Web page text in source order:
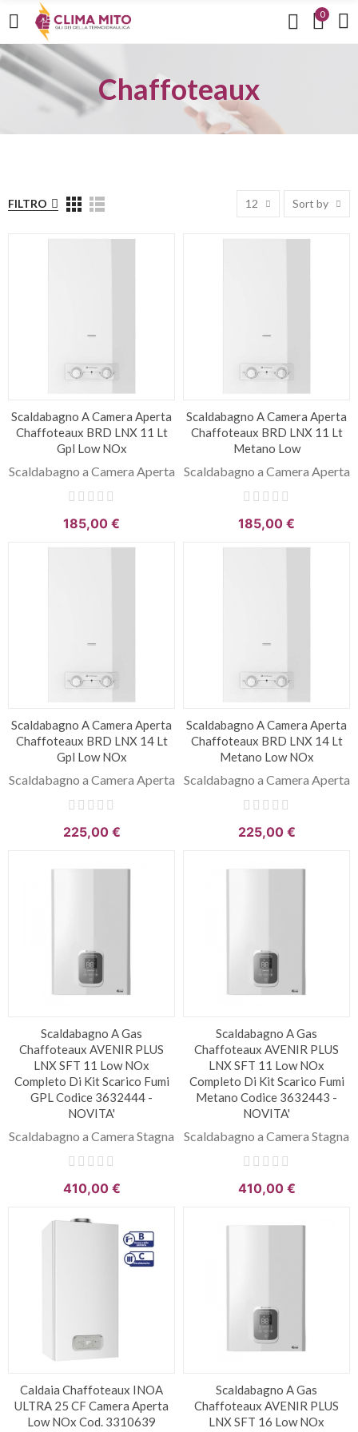
0
Chaffoteaux
FILTRO 12 Sort by
Scaldabagno A Camera Aperta
Chaffoteaux BRD LNX 11 Lt
Gpl Low NOx
Scaldabagno a Camera Aperta
185,00 €
Scaldabagno A Camera Aperta
Chaffoteaux BRD LNX 11 Lt
Metano Low
Scaldabagno a Camera Aperta
185,00 €
Scaldabagno A Camera Aperta
Chaffoteaux BRD LNX 14 Lt
Gpl Low NOx
Scaldabagno a Camera Aperta
225,00 €
Scaldabagno A Camera Aperta
Chaffoteaux BRD LNX 14 Lt
Metano Low NOx
Scaldabagno a Camera Aperta
225,00 €
Scaldabagno A Gas
Chaffoteaux AVENIR PLUS
LNX SFT 11 Low NOx
Completo Di Kit Scarico Fumi
GPL Codice 3632444 -
NOVITA'
Scaldabagno a Camera Stagna
410,00 €
Scaldabagno A Gas
Chaffoteaux AVENIR PLUS
LNX SFT 11 Low NOx
Completo Di Kit Scarico Fumi
Metano Codice 3632443 -
NOVITA'
Scaldabagno a Camera Stagna
410,00 €
Caldaia Chaffoteaux INOA
ULTRA 25 CF Camera Aperta
Low NOx Cod. 3310639
Scaldabagno A Gas
Chaffoteaux AVENIR PLUS
LNX SFT 16 Low NOx